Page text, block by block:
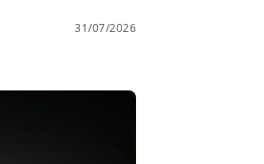
31/07/2026